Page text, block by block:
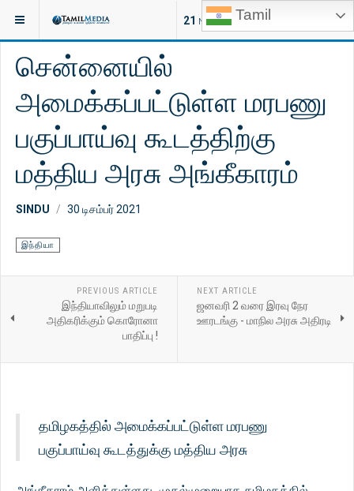
Tamil
21 NEW ARTICLES
இருக்குமிடம்: செய்திகள் விளையாட்டு
சென்னையில்
அமைக்கப்பட்டுள்ள மரபணு
பகுப்பாய்வு கூடத்திற்கு
மத்திய அரசு அங்கீகாரம்
SINDU 30 டிசம்பர் 2021
இந்தியா
PREVIOUS ARTICLE
இந்தியாவிலும் மறுபடி
அதிகரிக்கும் கொரோனா
பாதிப்பு !
NEXT ARTICLE
ஜனவரி 2 வரை இரவு நேர
ஊரடங்கு - மாநில அரசு அதிரடி
தமிழகத்தில் அமைக்கப்பட்டுள்ள மரபணு
பகுப்பாய்வு கூடத்துக்கு மத்திய அரசு